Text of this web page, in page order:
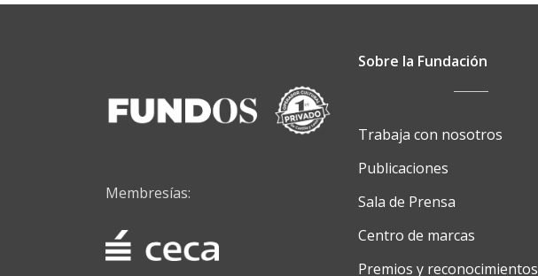
Membresías:
Sobre la Fundación
Trabaja con nosotros
Publicaciones
Sala de Prensa
Centro de marcas
Premios y reconocimientos